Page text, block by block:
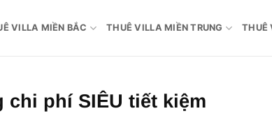
VILLA MIỀN BẮC THUÊ VILLA MIỀN TRUNG THUÊ
phí SIÊU tiết kiệm